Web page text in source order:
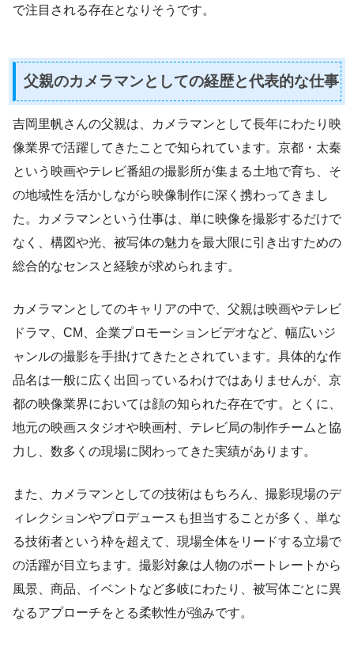
で注目される存在となりそうです。
父親のカメラマンとしての経歴と代表的な仕事
吉岡里帆さんの父親は、カメラマンとして長年にわたり映
像業界で活躍してきたことで知られています。京都・太秦
という映画やテレビ番組の撮影所が集まる土地で育ち、そ
の地域性を活かしながら映像制作に深く携わってきまし
た。カメラマンという仕事は、単に映像を撮影するだけで
なく、構図や光、被写体の魅力を最大限に引き出すための
総合的なセンスと経験が求められます。
カメラマンとしてのキャリアの中で、父親は映画やテレビ
ドラマ、CM、企業プロモーションビデオなど、幅広いジ
ャンルの撮影を手掛けてきたとされています。具体的な作
品名は一般に広く出回っているわけではありませんが、京
都の映像業界においては顔の知られた存在です。とくに、
地元の映画スタジオや映画村、テレビ局の制作チームと協
力し、数多くの現場に関わってきた実績があります。
また、カメラマンとしての技術はもちろん、撮影現場のデ
ィレクションやプロデュースも担当することが多く、単な
る技術者という枠を超えて、現場全体をリードする立場で
の活躍が目立ちます。撮影対象は人物のポートレートから
風景、商品、イベントなど多岐にわたり、被写体ごとに異
なるアプローチをとる柔軟性が強みです。